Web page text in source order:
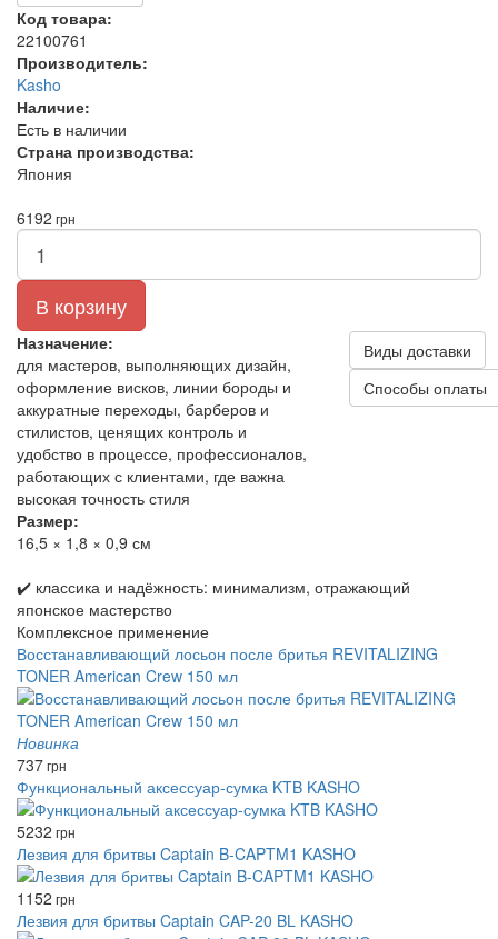
Код товара:
22100761
Производитель:
Kasho
Наличие:
Есть в наличии
Страна производства:
Япония
6192 грн
В корзину
Назначение:
для мастеров, выполняющих дизайн,
оформление висков, линии бороды и
аккуратные переходы, барберов и
стилистов, ценящих контроль и
удобство в процессе, профессионалов,
работающих с клиентами, где важна
высокая точность стиля
Размер:
16,5 × 1,8 × 0,9 см
Виды доставки
Способы оплаты
✔️ классика и надёжность: минимализм, отражающий
японское мастерство
Комплексное применение
Восстанавливающий лосьон после бритья REVITALIZING
TONER American Crew 150 мл
Новинка
737грн
Функциональный аксессуар-сумка KTB KASHO
5232 грн
Лезвия для бритвы Captain B-CAPTM1 KASHO
1152 грн
Лезвия для бритвы Captain CAP-20 BL KASHO